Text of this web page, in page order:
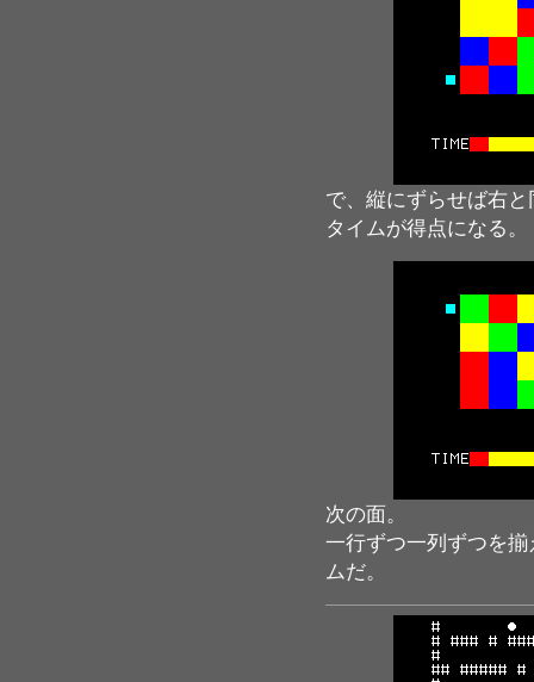
で、縦にずらせば右
タイムが得点になる。
次の面。
一行ずつ一列ずつを
ムだ。